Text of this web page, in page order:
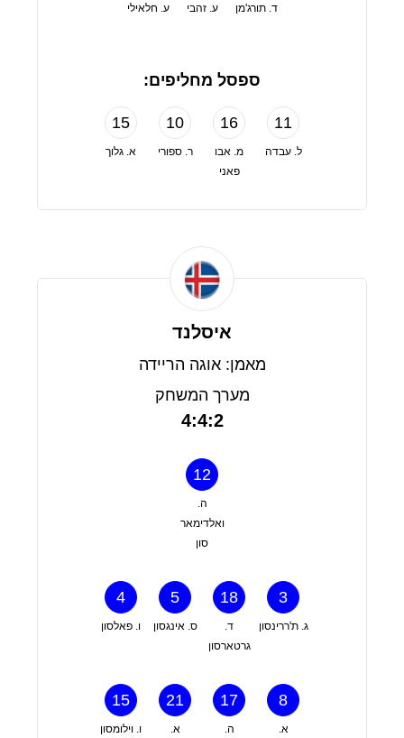
ע. חלאילי ע. זהבי ד. תורג'מן
ספסל מחליפים:
15
א. גלוך
10
ר. ספורי
16
מ. אבו
פאני
11
ל. עבדה
איסלנד
מאמן: אוגה הריידה
מערך המשחק
4:4:2
12
ה.
ואלדימאר
סון
4
ו. פאלסון
5
ס. אינגסון
18
ד.
גרטארסון
3
ג. ת'ררינסון
15
ו. וילומסון
21
א.
17
ה.
8
א.